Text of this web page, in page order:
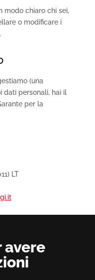
modo chiaro chi sei,
o modificare i
(una
dati personali, hai il
per la
LT
avere